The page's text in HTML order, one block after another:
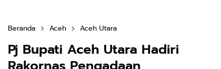
Beranda Aceh Aceh Utara
Pj Bupati Aceh Utara Hadiri